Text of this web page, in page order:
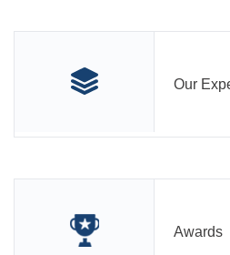
Our
Awards